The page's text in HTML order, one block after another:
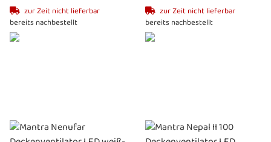
zur Zeit nicht lieferbar
bereits nachbestellt
zur Zeit nicht lieferbar
bereits nachbestellt